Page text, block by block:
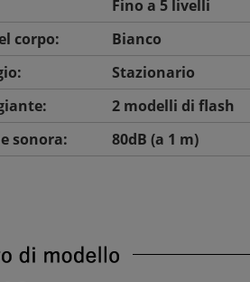
Fino a 5 livelli
corpo:
Bianco
Stazionario
2 modelli di flash
sonora:
80dB (a 1 m)